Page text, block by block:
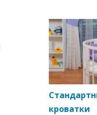
кроватки